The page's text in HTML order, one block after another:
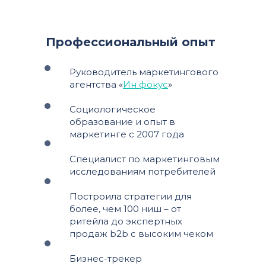
Профессиональный опыт
Руководитель маркетингового
агентства «Ин фокус»
Социологическое
образование и опыт в
маркетинге с 2007 года
Специалист по маркетинговым
исследованиям потребителей
Построила стратегии для
более, чем 100 ниш – от
ритейла до экспертных
продаж b2b с высоким чеком
Бизнес-трекер